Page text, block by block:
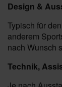
Design &
Typisch für
anderem
nach Wunsch
Technik,